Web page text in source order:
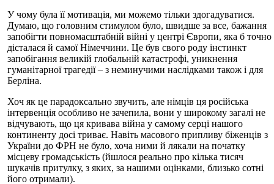
У чому була її мотивація, ми можемо тільки здогадуватися.
Думаю, що головним стимулом було, швидше за все, бажання
запобігти повномасштабній війні у центрі Європи, яка б точно
дісталася й самої Німеччини. Це був свого роду інстинкт
запобігання великій глобальній катастрофі, уникнення
гуманітарної трагедії – з неминучими наслідками також і для
Берліна.
Хоч як це парадоксально звучить, але німців ця російська
інтервенція особливо не зачепила, вони у широкому загалі не
відчувають, що ця кривава війна у самому серці нашого
континенту досі триває. Навіть масового припливу біженців з
України до ФРН не було, хоча ними й лякали на початку
місцеву громадськість (йшлося реально про кілька тисяч
шукачів притулку, з яких, за нашими оцінками, близько сотні
його отримали).